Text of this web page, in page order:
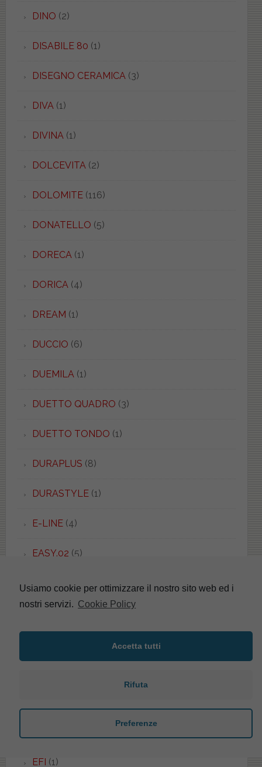
DINO (2)
DISABILE 80 (1)
DISEGNO CERAMICA(3)
DIVA(1)
DIVINA(1)
DOLCEVITA(2)
DOLOMITE(116)
DONATELLO (5)
DORECA(1)
DORICA(4)
DREAM (1)
DUCCIO (6)
DUEMILA(1)
DUETTO QUADRO (3)
DUETTO TONDO (1)
DURAPLUS (8)
DURASTYLE(1)
E-LINE(4)
EASY.02 (5)
EBLA (2)
EFI (1)
Usiamo cookie per ottimizzare il nostro sito web ed i
nostri servizi. Cookie Policy
Accetta tutti
Rifuta
Preferenze